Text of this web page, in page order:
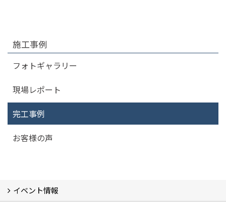
施工事例
フォトギャラリー
現場レポート
完工事例
お客様の声
イベント情報